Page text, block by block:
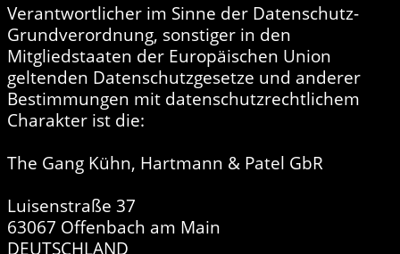
Verantwortlicher im Sinne der Datenschutz-
Grundverordnung, sonstiger in den
Mitgliedstaaten der Europäischen Union
geltenden Datenschutzgesetze und anderer
Bestimmungen mit datenschutzrechtlichem
Charakter ist die:
The Gang Kühn, Hartmann & Patel GbR
Luisenstraße 37
63067 Offenbach am Main
DEUTSCHLAND